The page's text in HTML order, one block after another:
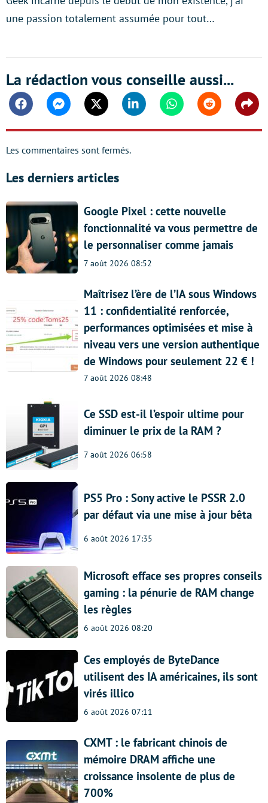
une passion totalement assumée pour tout…
La rédaction vous conseille aussi...
FacebookMessengerTwitter Linkedin WhatsappReddit
Les commentaires sont fermés.
Les derniers articles
Google Pixel : cette nouvelle
fonctionnalité va vous permettre de
le personnaliser comme jamais
7 août 2026 08:52
Maîtrisez l’ère de l’IA sous Windows
11 : confidentialité renforcée,
performances optimisées et mise à
niveau vers une version authentique
de Windows pour seulement 22 € !
7 août 2026 08:48
Ce SSD est-il l’espoir ultime pour
diminuer le prix de la RAM ?
7 août 2026 06:58
PS5 Pro : Sony active le PSSR 2.0
par défaut via une mise à jour bêta
6 août 2026 17:35
Microsoft efface ses propres conseils
gaming : la pénurie de RAM change
les règles
6 août 2026 08:20
Ces employés de ByteDance
utilisent des IA américaines, ils sont
virés illico
6 août 2026 07:11
CXMT : le fabricant chinois de
mémoire DRAM affiche une
croissance insolente de plus de
700%